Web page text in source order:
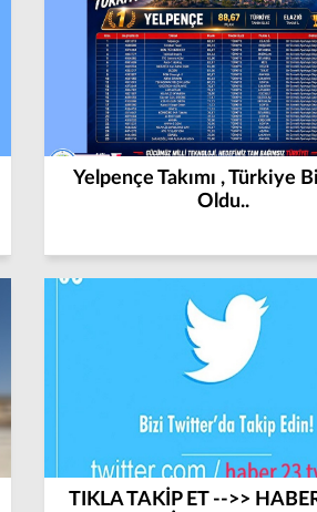
Yelpençe Takımı , Türkiye
Oldu..
TIKLA TAKİP ET -->>